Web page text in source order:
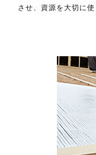
させ、資源を大切に使